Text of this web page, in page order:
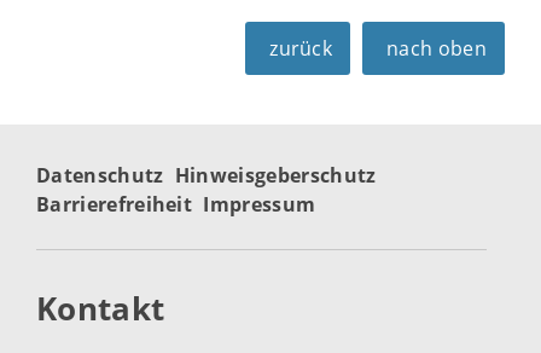
zurück nach oben
Datenschutz Hinweisgeberschutz
Barrierefreiheit Impressum
Kontakt